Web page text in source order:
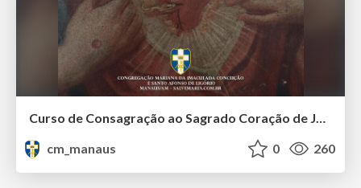
Curso de Consagração ao Sagrado Coração de Jesus - O Sagrado Coração na História (Aula 01)
cm_manaus
0 260